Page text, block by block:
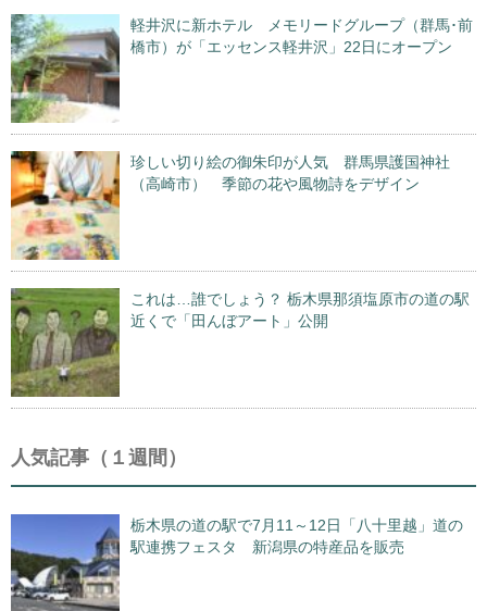
軽井沢に新ホテル メモリードグループ（群馬･前
橋市）が「エッセンス軽井沢」22日にオープン
珍しい切り絵の御朱印が人気 群馬県護国神社
（高崎市） 季節の花や風物詩をデザイン
これは…誰でしょう？ 栃木県那須塩原市の道の駅
近くで「田んぼアート」公開
人気記事（１週間）
栃木県の道の駅で7月11～12日「八十里越」道の
駅連携フェスタ 新潟県の特産品を販売